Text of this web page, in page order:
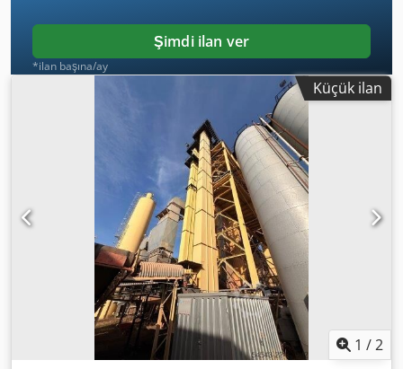
Şimdi ilan ver
*ilan başına/ay
Küçük ilan
1 /2